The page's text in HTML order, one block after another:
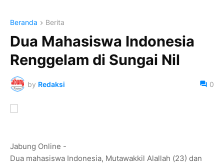
Beranda Berita
Dua Mahasiswa Indonesia
Renggelam di Sungai Nil
by Redaksi 0
Jabung Online -
Dua mahasiswa Indonesia, Mutawakkil Alallah (23) dan